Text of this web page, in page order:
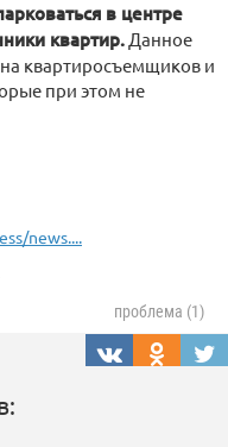
в центре
квартир. Данное
квартиросъемщиков и
при этом не
news....
проблема (1)